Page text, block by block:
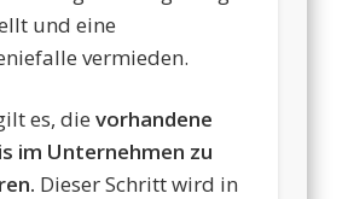
und eine
vermieden.
es, dievorhandene
im Unternehmen zu
Dieser Schritt wird in